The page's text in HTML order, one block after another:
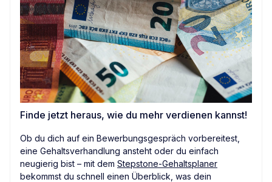
Finde jetzt heraus, wie du mehr verdienen kannst!
Ob du dich auf ein Bewerbungsgespräch vorbereitest,
eine Gehaltsverhandlung ansteht oder du einfach
neugierig bist – mit dem Stepstone-Gehaltsplaner
bekommst du schnell einen Überblick, was dein